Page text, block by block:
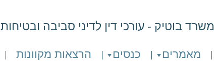
משרד בוטיק - עורכי דין לדיני סביבה ובטיחות
מאמרים כנסים הרצאות מקוונות